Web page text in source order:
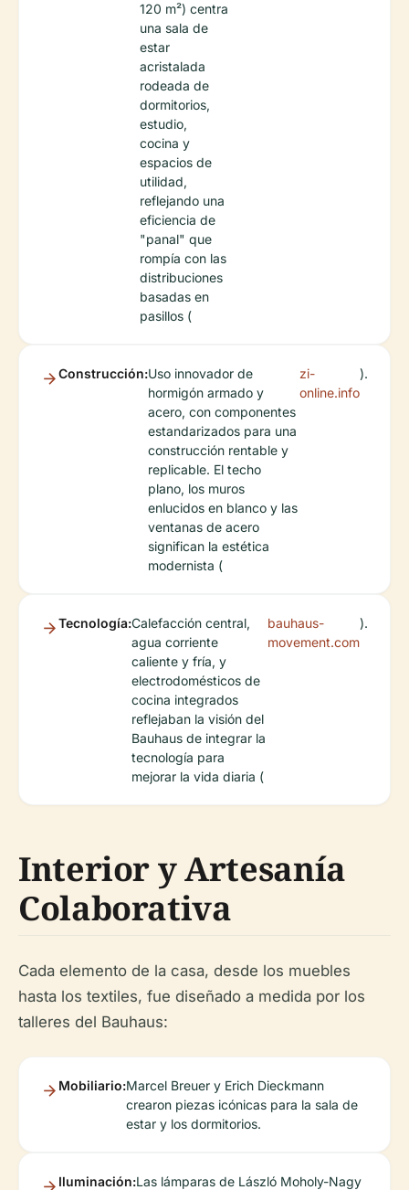
120 m²) centra
una sala de
estar
acristalada
rodeada de
dormitorios,
estudio,
cocina y
espacios de
utilidad,
reflejando una
eficiencia de
"panal" que
rompía con las
distribuciones
basadas en
pasillos (
Construcción:Uso innovador de
hormigón armado y
acero, con componentes
estandarizados para una
construcción rentable y
replicable. El techo
plano, los muros
enlucidos en blanco y las
ventanas de acero
significan la estética
modernista (
zi-
online.info
).
Tecnología:Calefacción central,
agua corriente
caliente y fría, y
electrodomésticos de
cocina integrados
reflejaban la visión del
Bauhaus de integrar la
tecnología para
mejorar la vida diaria (
bauhaus-
movement.com
).
Interior y Artesanía
Colaborativa
Cada elemento de la casa, desde los muebles
hasta los textiles, fue diseñado a medida por los
talleres del Bauhaus:
Mobiliario:Marcel Breuer y Erich Dieckmann
crearon piezas icónicas para la sala de
estar y los dormitorios.
Iluminación:Las lámparas de László Moholy-Nagy